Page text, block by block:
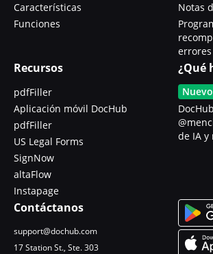
Características
Funciones
Notas
errores
Recursos
pdfFiller
Aplicación móvil DocHub
pdfFiller
US Legal Forms
SignNow
altaFlow
Instapage
¿Qué
Nuevo
de IA y
Contáctanos
support@dochub.com
17 Station St., Ste. 303